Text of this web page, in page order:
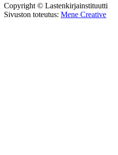
Copyright © Lastenkirjainstituutti
Sivuston toteutus: Mene Creative